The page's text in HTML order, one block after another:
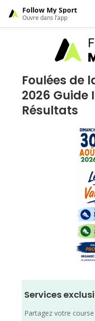
Foulées de
2026 Guide
Résultats
Services
Partagez votre
Follow My Sport
Ouvre dans l’app